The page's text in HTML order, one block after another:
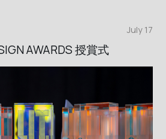
AWARDS 授賞式
July 17